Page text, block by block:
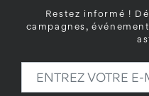
Restez informé !
campagnes,